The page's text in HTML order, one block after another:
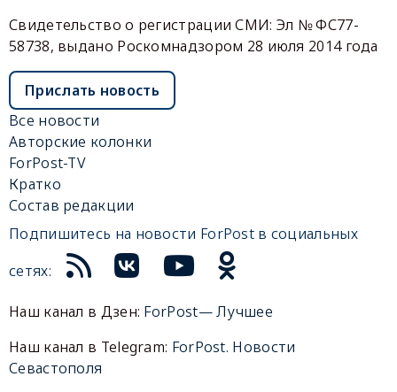
Свидетельство о регистрации СМИ: Эл № ФС77-
58738, выдано Роскомнадзором 28 июля 2014 года
Прислать новость
Все новости
Авторские колонки
ForPost-TV
Кратко
Состав редакции
Подпишитесь на новости ForPost в социальных
сетях:
Наш канал в Дзен: ForPost— Лучшее
Наш канал в Telegram: ForPost. Новости
Севастополя